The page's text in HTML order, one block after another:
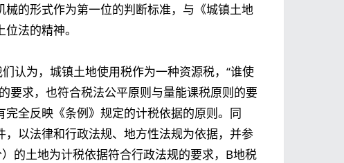
械的形式作为第一位的判断标准，与《城镇土地
法的精神。
认为，城镇土地使用税作为一种资源税，“谁使
要求，也符合税法公平原则与量能课税原则的要
全反映《条例》规定的计税依据的原则。同
以法律和行政法规、地方性法规为依据，并参
的土地为计税依据符合行政法规的要求，B地税